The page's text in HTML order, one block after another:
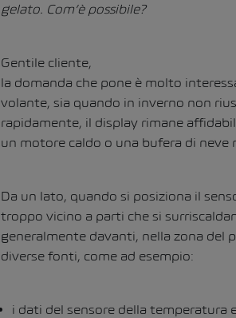
gelato. Com’è possibile?
Gentile cliente,
la domanda che pone è molto
volante, sia quando in inverno non
rapidamente, il display rimane
un motore caldo o una bufera di
Da un lato, quando si posiziona il
troppo vicino a parti che si
generalmente davanti, nella zona del
diverse fonti, come ad esempio:
i dati del sensore della temperatura